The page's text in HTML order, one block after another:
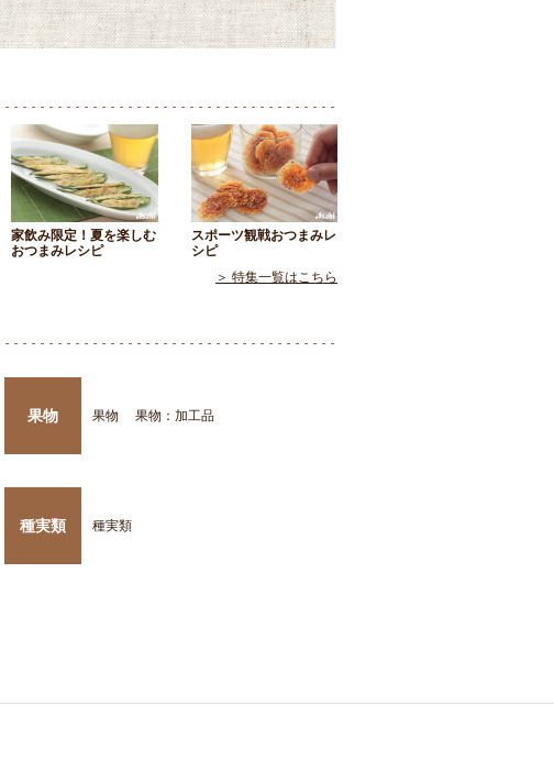
家飲み限定！夏を楽しむ
おつまみレシピ
スポーツ観戦おつまみレ
シピ
＞ 特集一覧はこちら
果物 果物 果物：加工品
種実類 種実類